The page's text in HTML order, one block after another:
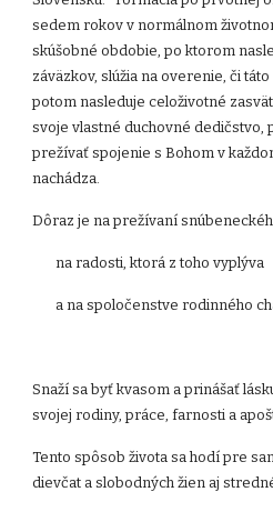
sedem rokov v normálnom
skúšobné obdobie, po ktorom
záväzkov, slúžia na overenie, či
potom nasleduje celoživotné
svoje vlastné duchovné dedičstvo,
prežívať spojenie s Bohom v
nachádza.
Dôraz je na prežívaní
na radosti, ktorá z toho vyplýva
a na spoločenstve rodinného
Snaží sa byť kvasom a prinášať
svojej rodiny, práce, farnosti a
Tento spôsob života sa hodí pre
dievčat a slobodných žien aj